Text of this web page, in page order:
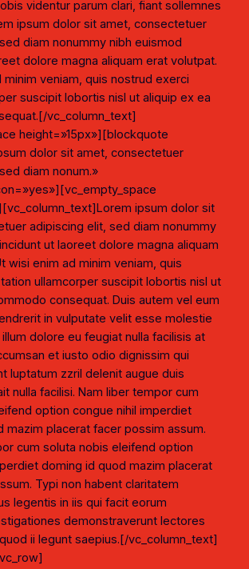
videntur parum clari, fiant sollemnes
ipsum dolor sit amet, consectetuer
diam nonummy nibh euismod
dolore magna aliquam erat volutpat.
minim veniam, quis nostrud exerci
suscipit lobortis nisl ut aliquip ex ea
vc_column_text]
height=»15px»][blockquote
dolor sit amet, consectetuer
diam nonum.»
ipsum dolor sit
adipiscing elit, sed diam nonummy
ut laoreet dolore magna aliquam
wisi enim ad minim veniam, quis
ullamcorper suscipit lobortis nisl ut
consequat. Duis autem vel eum
in vulputate velit esse molestie
dolore eu feugiat nulla facilisis at
et iusto odio dignissim qui
luptatum zzril delenit augue duis
nulla facilisi. Nam liber tempor cum
option congue nihil imperdiet
mazim placerat facer possim assum.
cum soluta nobis eleifend option
doming id quod mazim placerat
Typi non habent claritatem
legentis in iis qui facit eorum
demonstraverunt lectores
ii legunt saepius.[/vc_column_text]